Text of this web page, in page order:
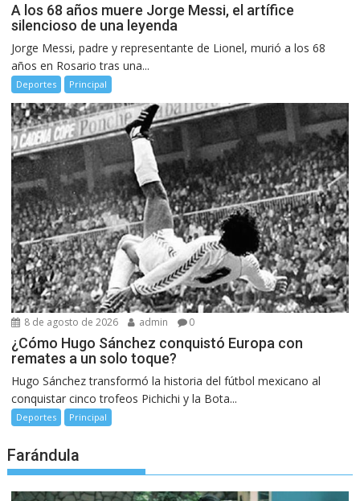
A los 68 años muere Jorge Messi, el artífice
silencioso de una leyenda
Jorge Messi, padre y representante de Lionel, murió a los 68
años en Rosario tras una...
Deportes Principal
8 de agosto de 2026 admin 0
¿Cómo Hugo Sánchez conquistó Europa con
remates a un solo toque?
Hugo Sánchez transformó la historia del fútbol mexicano al
conquistar cinco trofeos Pichichi y la Bota...
Deportes Principal
Farándula